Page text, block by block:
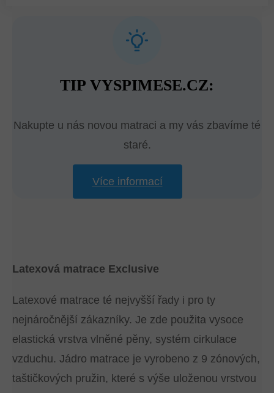
TIP VYSPIMESE.CZ:
Nakupte u nás novou matraci a my vás zbavíme té
staré.
Více informací
Latexová matrace Exclusive
Latexové matrace té nejvyšší řady i pro ty
nejnáročnější zákazníky. Je zde použita vysoce
elastická vrstva vlněné pěny, systém cirkulace
vzduchu. Jádro matrace je vyrobeno z 9 zónových,
taštičkových pružin, které s výše uloženou vrstvou